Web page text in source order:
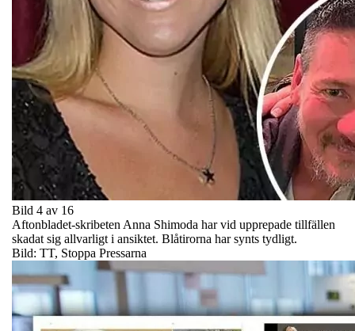
Bild 4 av 16
Aftonbladet-skribeten Anna Shimoda har vid upprepade tillfällen
skadat sig allvarligt i ansiktet. Blåtirorna har synts tydligt.
Bild: TT, Stoppa Pressarna